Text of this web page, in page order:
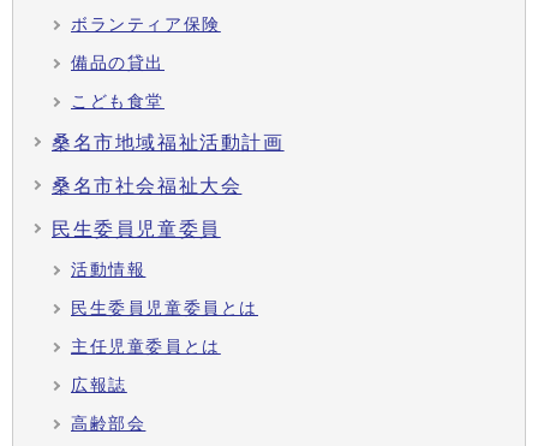
ボランティア保険
備品の貸出
こども食堂
桑名市地域福祉活動計画
桑名市社会福祉大会
民生委員児童委員
活動情報
民生委員児童委員とは
主任児童委員とは
広報誌
高齢部会